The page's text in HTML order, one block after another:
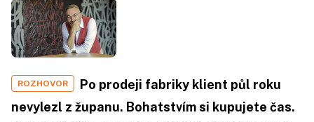
ROZHOVOR
Po prodeji fabriky klient půl roku
nevylezl z županu. Bohatstvím si kupujete čas.